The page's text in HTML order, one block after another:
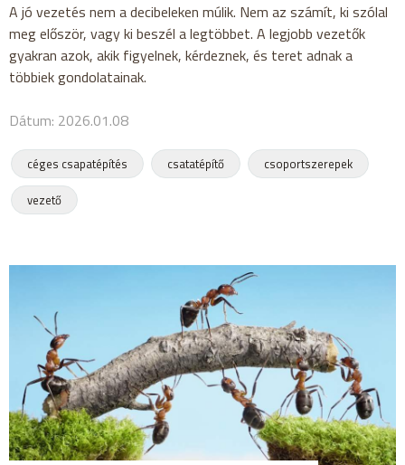
A jó vezetés nem a decibeleken múlik. Nem az számít, ki szólal
meg először, vagy ki beszél a legtöbbet. A legjobb vezetők
gyakran azok, akik figyelnek, kérdeznek, és teret adnak a
többiek gondolatainak.
Dátum: 2026.01.08
céges csapatépítés csatatépítő
csoportszerepek
vezető